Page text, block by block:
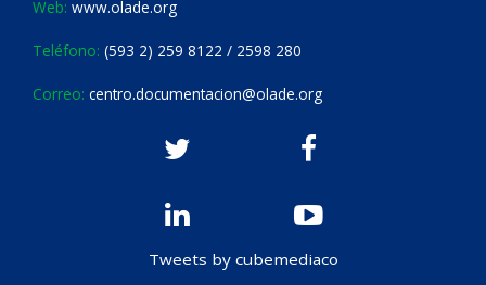
Web: www.olade.org
Teléfono: (593 2) 259 8122 / 2598 280
Correo: centro.documentacion@olade.org
Tweets by cubemediaco